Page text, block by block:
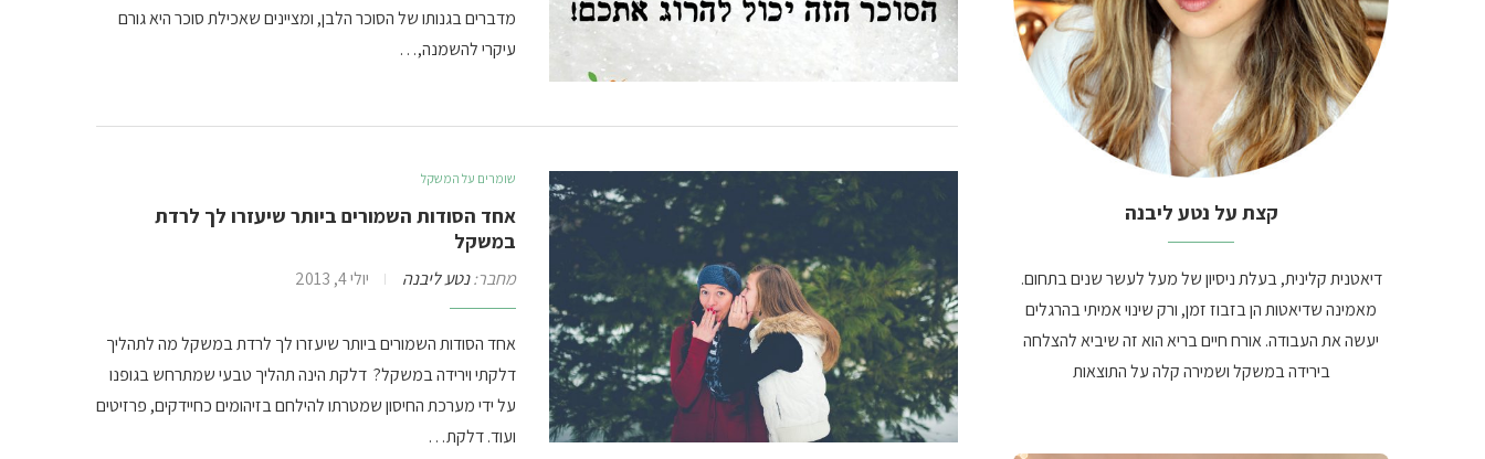
מדברים בגנותו של הסוכר הלבן, ומציינים שאכילת סוכר היא גורם
עיקרי להשמנה,…
שומרים על המשקל
אחד הסודות השמורים ביותר שיעזרו לך לרדת
במשקל
מחבר:נטע ליבנה יולי 4, 2013
אחד הסודות השמורים ביותר שיעזרו לך לרדת במשקל מה לתהליך
דלקתי וירידה במשקל? דלקת הינה תהליך טבעי שמתרחש בגופנו
על ידי מערכת החיסון שמטרתו להילחם בזיהומים כחיידקים, פרזיטים
ועוד. דלקת…
קצת על נטע ליבנה
דיאטנית קלינית, בעלת ניסיון של מעל לעשר שנים בתחום.
מאמינה שדיאטות הן בזבוז זמן, ורק שינוי אמיתי בהרגלים
יעשה את העבודה. אורח חיים בריא הוא זה שיביא להצלחה
בירידה במשקל ושמירה קלה על התוצאות